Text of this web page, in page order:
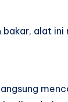
alat